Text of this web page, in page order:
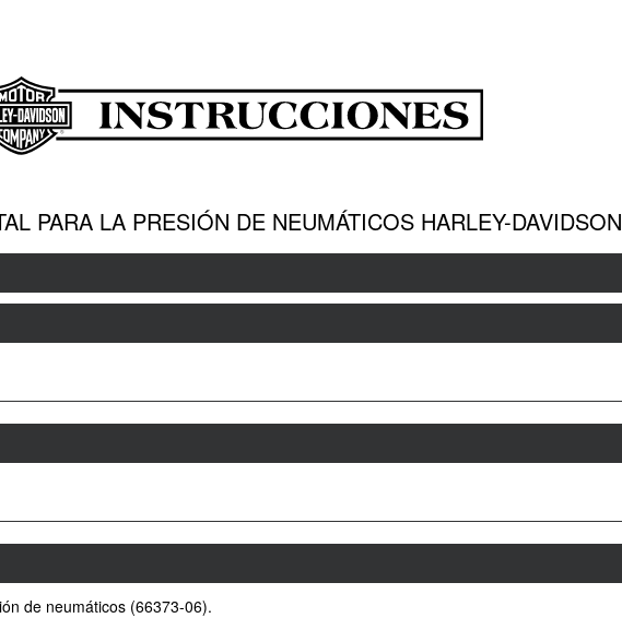
PARA LA PRESIÓN DE NEUMÁTICOS HARLEY-DAVIDSON
de neumáticos (66373-06).